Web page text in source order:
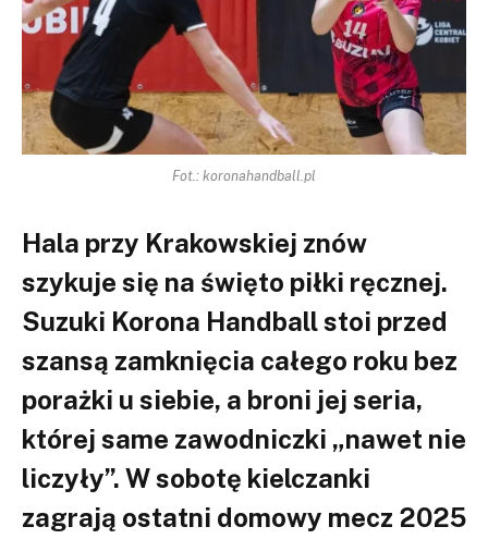
Fot.: koronahandball.pl
Hala przy Krakowskiej znów
szykuje się na święto piłki ręcznej.
Suzuki Korona Handball stoi przed
szansą zamknięcia całego roku bez
porażki u siebie, a broni jej seria,
której same zawodniczki „nawet nie
liczyły”. W sobotę kielczanki
zagrają ostatni domowy mecz 2025